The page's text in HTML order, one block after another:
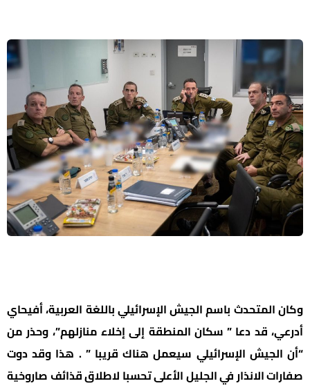
وكان المتحدث باسم الجيش الإسرائيلي باللغة العربية، أفيحاي
أدرعي، قد دعا ” سكان المنطقة إلى إخلاء منازلهم”، وحذر من
“أن الجيش الإسرائيلي سيعمل هناك قريبا ” . هذا وقد دوت
صفارات الانذار في الجليل الأعلى تحسبا لاطلاق قذائف صاروخية